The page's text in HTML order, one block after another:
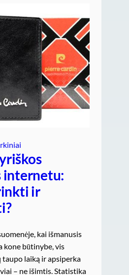
internetu:
ir
kai išmanusis
kone būtinybe, vis
taupo laiką ir apsiperka
– ne išimtis. Statistika